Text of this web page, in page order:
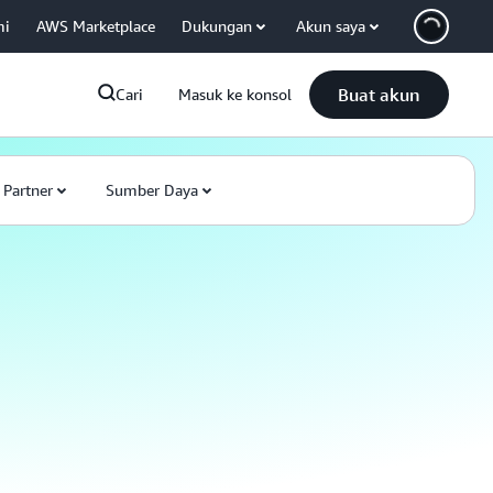
AWS Marketplace Dukungan Akun saya
Cari Masuk ke konsol Buat akun
Partner Sumber Daya